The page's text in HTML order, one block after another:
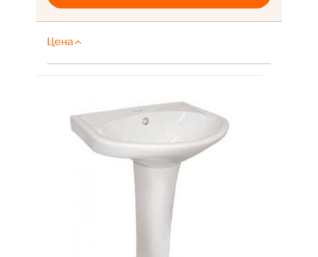
Santek Байкал
Santek Консул
Santek Лига с микролифтом
Santek Анимо
Цена